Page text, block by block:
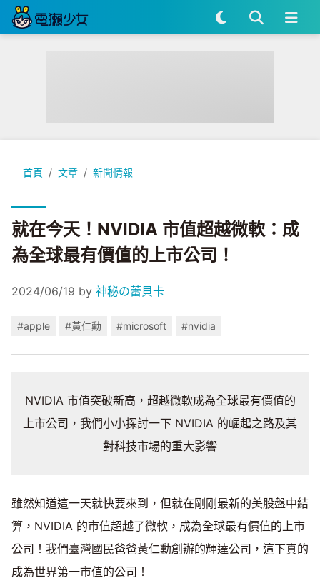
首頁 文章 新聞情報
就在今天！NVIDIA 市值超越微軟：成為全球最有價值的上市公
就在今天！NVIDIA 市值超越微軟：成
為全球最有價值的上市公司！
2024/06/19 by 神秘の蕾貝卡
#apple #黃仁勳 #microsoft #nvidia
NVIDIA 市值突破新高，超越微軟成為全球最有價值的
上市公司，我們小小探討一下 NVIDIA 的崛起之路及其
對科技市場的重大影響
雖然知道這一天就快要來到，但就在剛剛最新的美股盤中結
算，NVIDIA 的市值超越了微軟，成為全球最有價值的上市
公司！我們臺灣國民爸爸黃仁勳創辦的輝達公司，這下真的
成為世界第一市值的公司！